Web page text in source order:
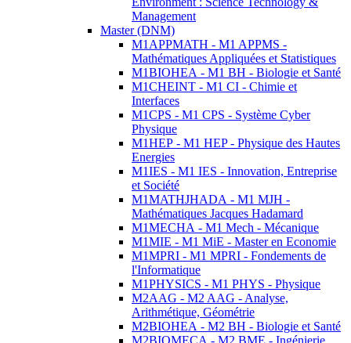
Management
Master (DNM)
M1APPMATH - M1 APPMS -
Mathématiques Appliquées et Statistiques
M1BIOHEA - M1 BH - Biologie et Santé
M1CHEINT - M1 CI - Chimie et
Interfaces
M1CPS - M1 CPS - Système Cyber
Physique
M1HEP - M1 HEP - Physique des Hautes
Energies
M1IES - M1 IES - Innovation, Entreprise
et Société
M1MATHJHADA - M1 MJH -
Mathématiques Jacques Hadamard
M1MECHA - M1 Mech - Mécanique
M1MIE - M1 MiE - Master en Economie
M1MPRI - M1 MPRI - Fondements de
l'Informatique
M1PHYSICS - M1 PHYS - Physique
M2AAG - M2 AAG - Analyse,
Arithmétique, Géométrie
M2BIOHEA - M2 BH - Biologie et Santé
M2BIOMECA - M2 BME - Ingénierie